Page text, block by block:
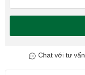
Chat với tư vấn